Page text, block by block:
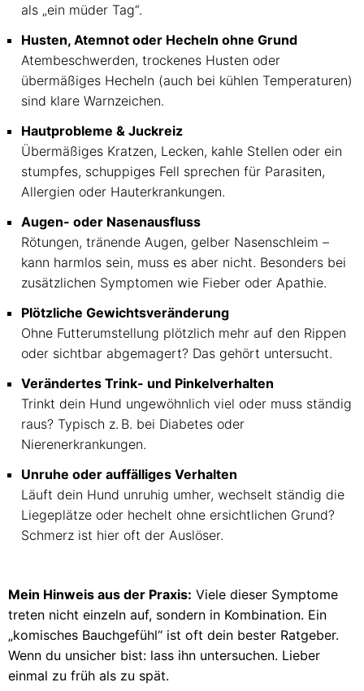
als „ein müder Tag“.
Husten, Atemnot oder Hecheln ohne Grund
Atembeschwerden, trockenes Husten oder
übermäßiges Hecheln (auch bei kühlen Temperaturen)
sind klare Warnzeichen.
Hautprobleme & Juckreiz
Übermäßiges Kratzen, Lecken, kahle Stellen oder ein
stumpfes, schuppiges Fell sprechen für Parasiten,
Allergien oder Hauterkrankungen.
Augen- oder Nasenausfluss
Rötungen, tränende Augen, gelber Nasenschleim –
kann harmlos sein, muss es aber nicht. Besonders bei
zusätzlichen Symptomen wie Fieber oder Apathie.
Plötzliche Gewichtsveränderung
Ohne Futterumstellung plötzlich mehr auf den Rippen
oder sichtbar abgemagert? Das gehört untersucht.
Verändertes Trink- und Pinkelverhalten
Trinkt dein Hund ungewöhnlich viel oder muss ständig
raus? Typisch z. B. bei Diabetes oder
Nierenerkrankungen.
Unruhe oder auffälliges Verhalten
Läuft dein Hund unruhig umher, wechselt ständig die
Liegeplätze oder hechelt ohne ersichtlichen Grund?
Schmerz ist hier oft der Auslöser.
Mein Hinweis aus der Praxis: Viele dieser Symptome
treten nicht einzeln auf, sondern in Kombination. Ein
„komisches Bauchgefühl“ ist oft dein bester Ratgeber.
Wenn du unsicher bist: lass ihn untersuchen. Lieber
einmal zu früh als zu spät.